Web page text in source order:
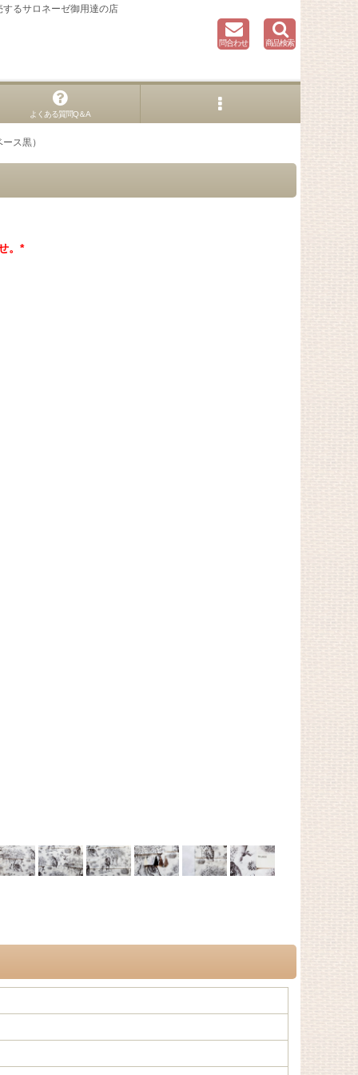
るサロネーゼ御用達の店
問合わせ 商品検索
よくある質問Q＆A
ス黒）
。*